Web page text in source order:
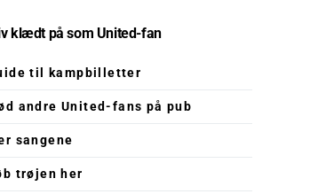
klædt på som United-fan
til kampbilletter
andre United-fans på pub
sangene
trøjen her